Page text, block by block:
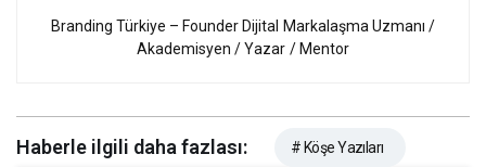
Branding Türkiye – Founder Dijital Markalaşma Uzmanı /
Akademisyen / Yazar / Mentor
Haberle ilgili daha fazlası: # Köşe Yazıları